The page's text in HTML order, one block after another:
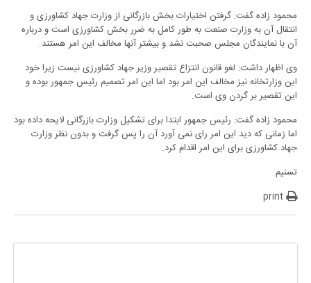
محمود زاده گفت: گرفتن اختیارات بخش بازرگانی از وزارت جهاد کشاورزی و
انتقال آن به وزارت صنعت به طور کامل به ضرر بخش کشاورزی است و درباره
آن با نمایندگان مجلس صحبت نشد و بیشتر آنها مخالف این امر هستند.
وی اظهار داشت: لغو قانون انتزاع تقصیر وزیر جهاد کشاورزی نیست زیرا خود
این وزارتخانه نیز مخالف این امر بود اما این امر تصمیم رئیس جمهور بوده و
این تقصیر بر گردن وی است.
محمود زاده گفت: رئیس جمهور ابتدا برای تشکیل وزارت بازرگانی لایحه داده بود
اما زمانی که دید این امر رای نمی آورد آن را پس گرفت و بدون نظر وزارت
جهاد کشاورزی برای این امر اقدام کرد.
تسنیم
print